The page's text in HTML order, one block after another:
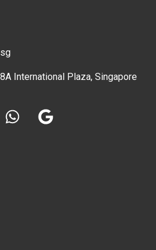
International Plaza, Singapore